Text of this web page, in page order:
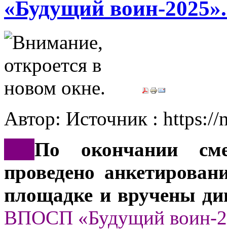
«Будущий воин-
Автор: Источник : https://
По окончании
проведено
площадке и вручены
ВПОСП «Будущий воин-